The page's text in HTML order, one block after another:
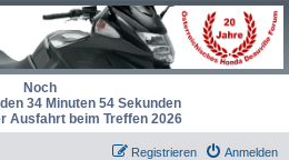
Noch
34 Minuten 54 Sekunden
Ausfahrt beim Treffen 2026
Anmelden
Registrieren